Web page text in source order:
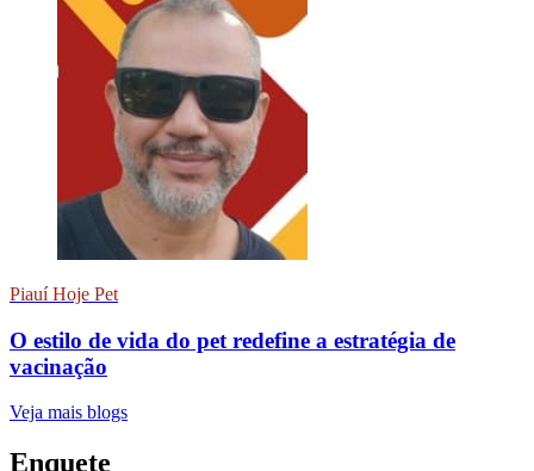
Piauí Hoje Pet
O estilo de vida do pet redefine a estratégia de
vacinação
Veja mais blogs
Enquete